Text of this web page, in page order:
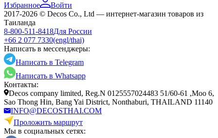
Избранное
Войти
2017-2026 © Decos Co., Ltd — интернет-магазин товаров из
Таиланда
8-800-511-8418Для России
+66 2 077 7330(engl/thai)
Написать в мессенджеры:
Написать в Telegram
Написать в Whatsapp
Контакты:
Decos company limited, Reg.N 0125557024483 51/60-61 ,Moo 6,
Sao Thong Hin, Bang Yai District, Nonthaburi, THAILAND 11140
INFO@DECOSTHAI.COM
Проложить маршрут
Мы в социальных сетях: